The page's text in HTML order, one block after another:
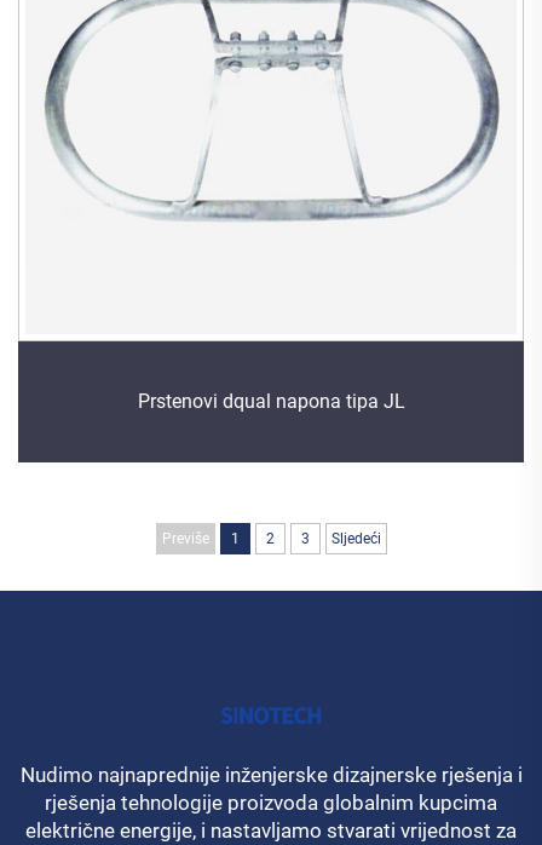
Prstenovi dqual napona tipa JL
Previše 1 2 3 Sljedeći
Nudimo najnaprednije inženjerske dizajnerske rješenja i
rješenja tehnologije proizvoda globalnim kupcima
električne energije, i nastavljamo stvarati vrijednost za